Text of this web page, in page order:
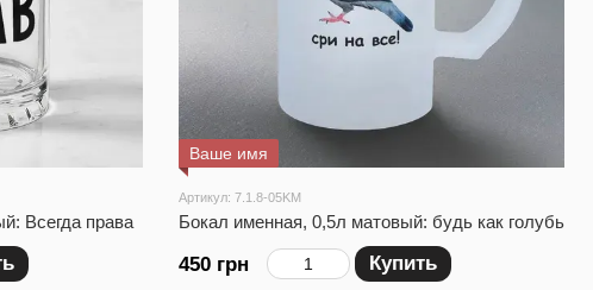
Всегда права
Ваше имя
Артикул: 7.1.8-05KM
Бокал именная, 0,5л матовый: будь как голубь
450 грн Купить